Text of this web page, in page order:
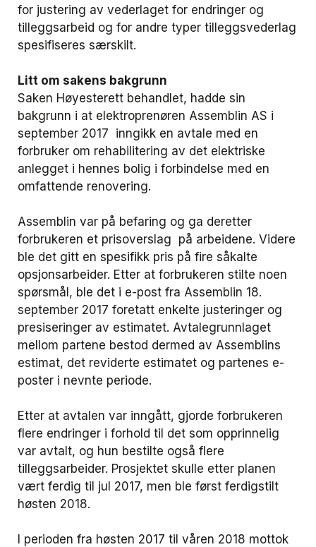
for justering av vederlaget for endringer og
tilleggsarbeid og for andre typer tilleggsvederlag
spesifiseres særskilt.
Litt om sakens bakgrunn
Saken Høyesterett behandlet, hadde sin
bakgrunn i at elektroprenøren Assemblin AS i
september 2017 inngikk en avtale med en
forbruker om rehabilitering av det elektriske
anlegget i hennes bolig i forbindelse med en
omfattende renovering.
Assemblin var på befaring og ga deretter
forbrukeren et prisoverslag på arbeidene. Videre
ble det gitt en spesifikk pris på fire såkalte
opsjonsarbeider. Etter at forbrukeren stilte noen
spørsmål, ble det i e-post fra Assemblin 18.
september 2017 foretatt enkelte justeringer og
presiseringer av estimatet. Avtalegrunnlaget
mellom partene bestod dermed av Assemblins
estimat, det reviderte estimatet og partenes e-
poster i nevnte periode.
Etter at avtalen var inngått, gjorde forbrukeren
flere endringer i forhold til det som opprinnelig
var avtalt, og hun bestilte også flere
tilleggsarbeider. Prosjektet skulle etter planen
vært ferdig til jul 2017, men ble først ferdigstilt
høsten 2018.
I perioden fra høsten 2017 til våren 2018 mottok